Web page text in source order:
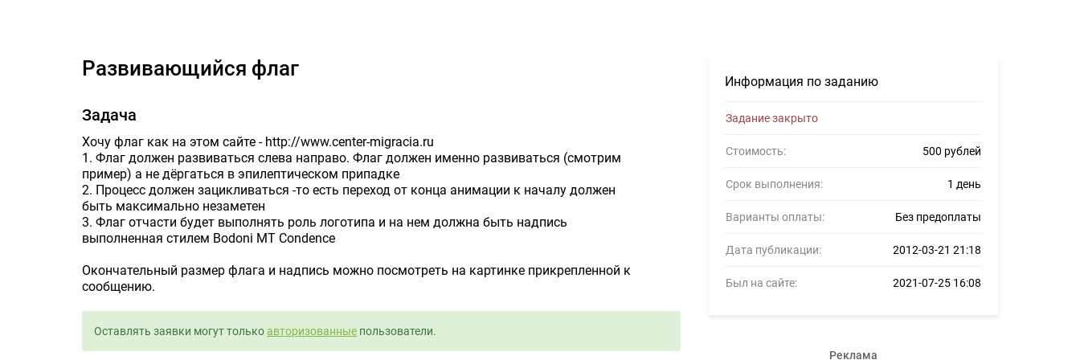
Информация по заданию
Задание закрыто
Стоимость: 500 рублей
Срок выполнения: 1 день
Варианты оплаты: Без предоплаты
Дата публикации: 2012-03-21 21:18
Был на сайте: 2021-07-25 16:08
Реклама
Развивающийся флаг
Задача
Хочу флаг как на этом сайте - http://www.center-migracia.ru
1. Флаг должен развиваться слева направо. Флаг должен именно развиваться (смотрим
пример) а не дёргаться в эпилептическом припадке
2. Процесс должен зацикливаться -то есть переход от конца анимации к началу должен
быть максимально незаметен
3. Флаг отчасти будет выполнять роль логотипа и на нем должна быть надпись
выполненная стилем Bodoni MT Condence
Окончательный размер флага и надпись можно посмотреть на картинке прикрепленной к
сообщению.
Оставлять заявки могут толькоавторизованные пользователи.